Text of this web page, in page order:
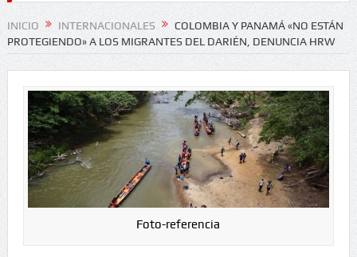
INICIO INTERNACIONALES
COLOMBIA Y PANAMÁ «NO ESTÁN
PROTEGIENDO» A LOS MIGRANTES DEL DARIÉN, DENUNCIA HRW
Foto-referencia